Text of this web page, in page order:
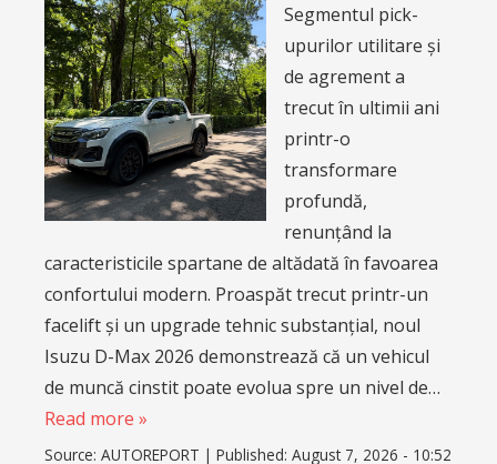
Segmentul pick-
upurilor utilitare și
de agrement a
trecut în ultimii ani
printr-o
transformare
profundă,
renunțând la
caracteristicile spartane de altădată în favoarea
confortului modern. Proaspăt trecut printr-un
facelift și un upgrade tehnic substanțial, noul
Isuzu D-Max 2026 demonstrează că un vehicul
de muncă cinstit poate evolua spre un nivel de…
Read more »
Source: AUTOREPORT | Published: August 7, 2026 - 10:52